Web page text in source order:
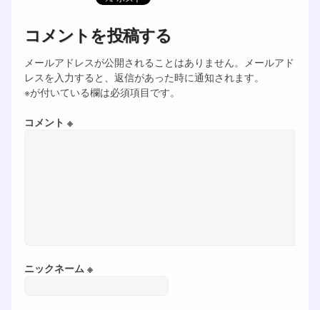
コメントを投稿する
メールアドレスが公開されることはありません。メールアド
レスを入力すると、返信があった時に通知されます。
※が付いている欄は必須項目です。
コメント ※
ニックネーム ※